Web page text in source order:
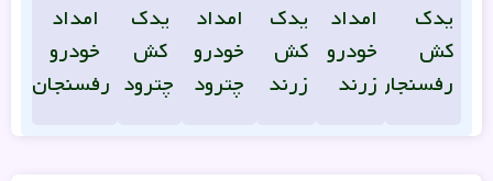
یدک
کش
رفسنجان
امداد
خودرو
زرند
یدک
کش
زرند
امداد
خودرو
چترود
یدک
کش
چترود
امداد
خودرو
رفسنجان